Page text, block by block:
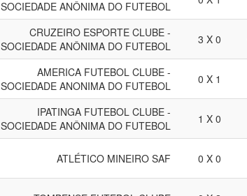
SOCIEDADE ANÔNIMA DO FUTEBOL
CRUZEIRO ESPORTE CLUBE -
SOCIEDADE ANÔNIMA DO FUTEBOL
3 X 0
AMERICA FUTEBOL CLUBE -
SOCIEDADE ANONIMA DO FUTEBOL
0 X 1
IPATINGA FUTEBOL CLUBE -
SOCIEDADE ANÔNIMA DO FUTEBOL
1 X 0
ATLÉTICO MINEIRO SAF 0 X 0